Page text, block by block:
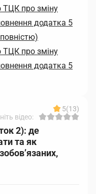
ТЦК про зміну
додатка 5
ТЦК про зміну
додатка 5
5(13)
відео:
2): де
та як